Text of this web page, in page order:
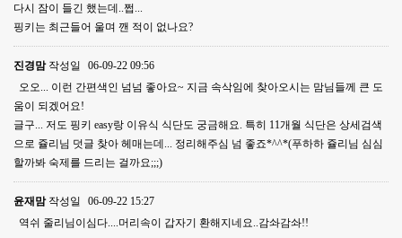
다시 잠이 들긴 했는데..쩝...
핑키는 최근들어 울며 깬 적이 없나요?
진경맘 작성일
06-09-22 09:56
오오... 이런 간편색인 넘넘 좋아요~ 지금 속삭임에 찾아오시는 맘님들께 큰 도
움이 되겠어요!
글구... 저도 핑키 easy랑 이유식 식단도 궁금해요. 특히 11개월 식단은 상세검색
으로 쥴리님 덧글 찾아 헤매는데... 정리해주심 넘 좋죠*^^*(푸하하 쥴리님 심심
할까봐 숙제를 드리는 걸까요;;;)
윤재맘 작성일
06-09-22 15:27
역쉬 줄리님이심다....머리속이 갑자기 환해지네요..감솨감솨!!